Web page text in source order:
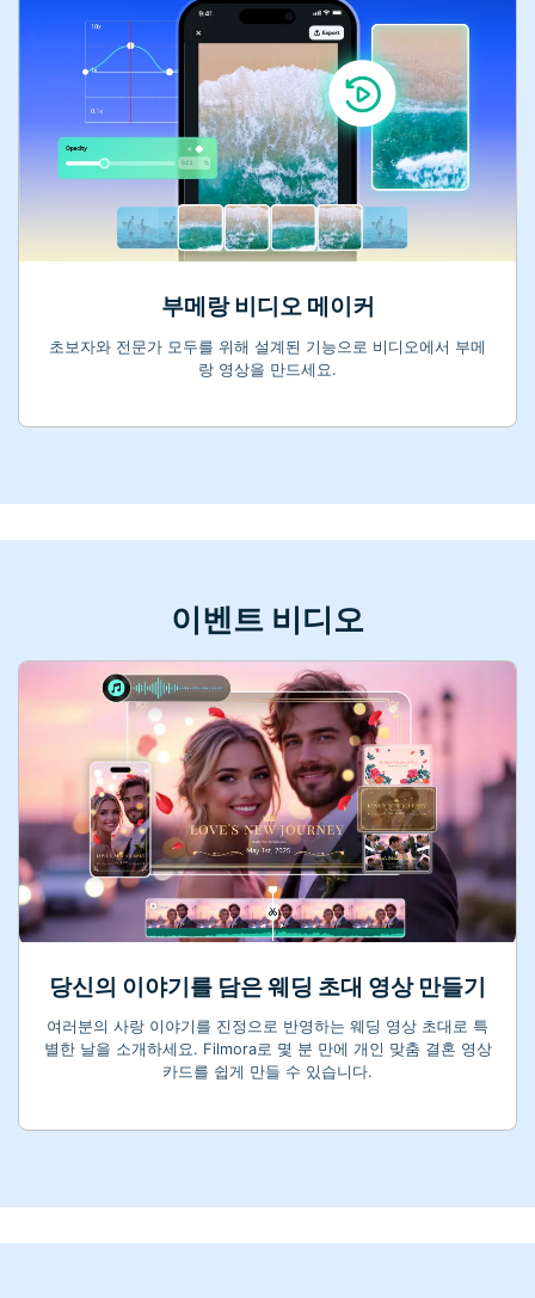
부메랑 비디오 메이커
초보자와 전문가 모두를 위해 설계된 기능으로 비디오에서 부메
랑 영상을 만드세요.
이벤트 비디오
당신의 이야기를 담은 웨딩 초대 영상 만들기
여러분의 사랑 이야기를 진정으로 반영하는 웨딩 영상 초대로 특
별한 날을 소개하세요. Filmora로 몇 분 만에 개인 맞춤 결혼 영상
카드를 쉽게 만들 수 있습니다.